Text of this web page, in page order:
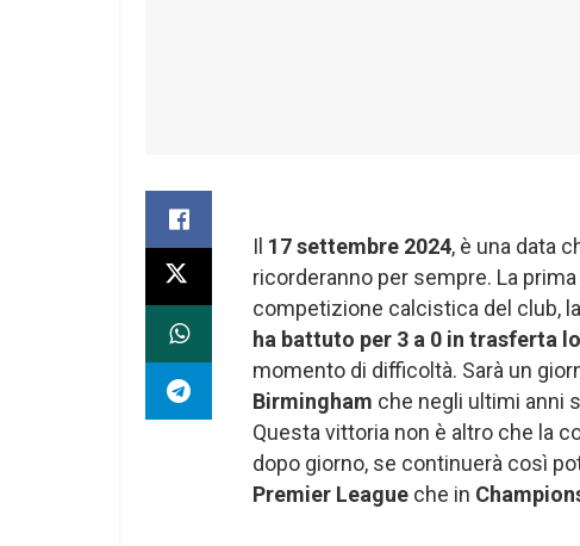
Il 17 settembre 2024, è una data
ricorderanno per sempre. La
competizione calcistica del club, la
ha battuto per 3 a 0 in trasferta
momento di difficoltà. Sarà un
Birmingham che negli ultimi anni
Questa vittoria non è altro che la
dopo giorno, se continuerà così
Premier League che in